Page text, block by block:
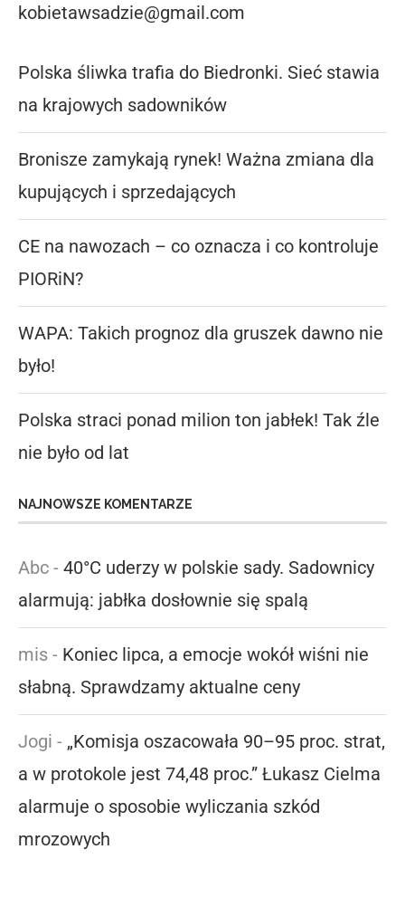
kobietawsadzie@gmail.com
Polska śliwka trafia do Biedronki. Sieć stawia
na krajowych sadowników
Bronisze zamykają rynek! Ważna zmiana dla
kupujących i sprzedających
CE na nawozach – co oznacza i co kontroluje
PIORiN?
WAPA: Takich prognoz dla gruszek dawno nie
było!
Polska straci ponad milion ton jabłek! Tak źle
nie było od lat
NAJNOWSZE KOMENTARZE
Abc - 40°C uderzy w polskie sady. Sadownicy
alarmują: jabłka dosłownie się spalą
mis - Koniec lipca, a emocje wokół wiśni nie
słabną. Sprawdzamy aktualne ceny
Jogi - „Komisja oszacowała 90–95 proc. strat,
a w protokole jest 74,48 proc.” Łukasz Cielma
alarmuje o sposobie wyliczania szkód
mrozowych